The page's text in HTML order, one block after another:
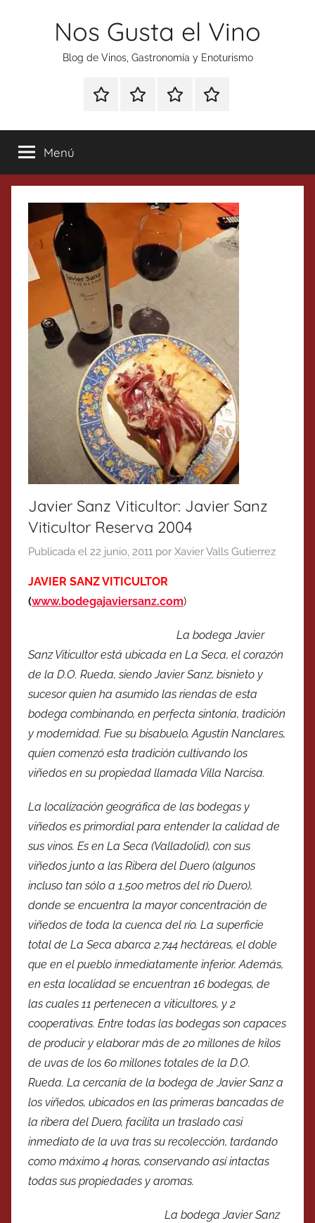
Nos Gusta el Vino
Blog de Vinos, Gastronomía y Enoturismo
Especial
Tonics
Enoturismo
Gastronomía
RankingContacto
Menú
Javier Sanz Viticultor: Javier Sanz
Viticultor Reserva 2004
Publicada el 22 junio, 2011 por Xavier Valls Gutierrez
JAVIER SANZ VITICULTOR
(www.bodegajaviersanz.com)
La bodega Javier
Sanz Viticultor está ubicada en La Seca, el corazón
de la D.O. Rueda, siendo Javier Sanz, bisnieto y
sucesor quien ha asumido las riendas de esta
bodega combinando, en perfecta sintonía, tradición
y modernidad. Fue su bisabuelo, Agustín Nanclares,
quien comenzó esta tradición cultivando los
viñedos en su propiedad llamada Villa Narcisa.
La localización geográfica de las bodegas y
viñedos es primordial para entender la calidad de
sus vinos. Es en La Seca (Valladolid), con sus
viñedos junto a las Ribera del Duero (algunos
incluso tan sólo a 1.500 metros del río Duero),
donde se encuentra la mayor concentración de
viñedos de toda la cuenca del río. La superficie
total de La Seca abarca 2.744 hectáreas, el doble
que en el pueblo inmediatamente inferior. Además,
en esta localidad se encuentran 16 bodegas, de
las cuales 11 pertenecen a viticultores, y 2
cooperativas. Entre todas las bodegas son capaces
de producir y elaborar más de 20 millones de kilos
de uvas de los 60 millones totales de la D.O.
Rueda. La cercanía de la bodega de Javier Sanz a
los viñedos, ubicados en las primeras bancadas de
la ribera del Duero, facilita un traslado casi
inmediato de la uva tras su recolección, tardando
como máximo 4 horas, conservando así intactas
todas sus propiedades y aromas.
La bodega Javier Sanz